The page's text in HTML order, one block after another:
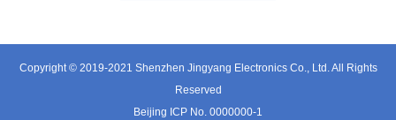
Copyright © 2019-2021 Shenzhen Jingyang Electronics Co., Ltd. All Rights
Reserved
Beijing ICP No. 0000000-1